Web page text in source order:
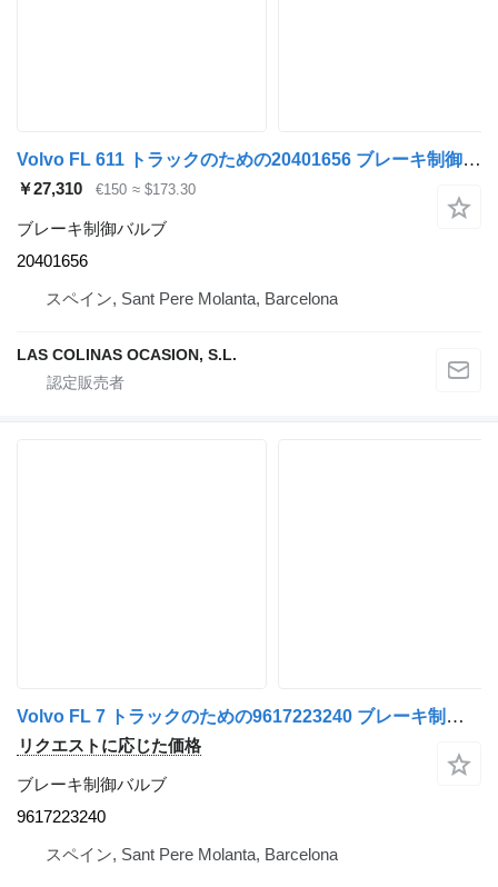
Volvo FL 611 トラックのための20401656 ブレーキ制御バルブ
￥27,310 €150 ≈ $173.30
ブレーキ制御バルブ
20401656
スペイン, Sant Pere Molanta, Barcelona
LAS COLINAS OCASION, S.L.
Volvo FL 7 トラックのための9617223240 ブレーキ制御バルブ
リクエストに応じた価格
ブレーキ制御バルブ
9617223240
スペイン, Sant Pere Molanta, Barcelona